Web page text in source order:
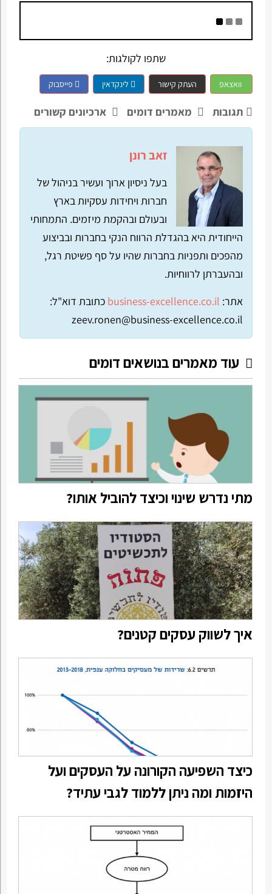
שתפו לקולגות:
וואצאפ העתק קישור לינקדאין פייסבוק
תגובות מאמרים דומים ארכיונים קשורים
זאב רונן
בעל ניסיון ארוך ועשיר בניהול של
חברות ויחידות עסקיות בארץ
ובעולם ובהקמת מיזמים. התמחותי
הייחודית היא בהגדלת הרווח הנקי בחברות ובביצוע
מהפכים ותפניות בחברות שהיו על סף פשיטת רגל,
ובהעברתן לרווחיות.
אתר: business-excellence.co.il כתובת דוא"ל:
zeev.ronen@business-excellence.co.il
עוד מאמרים בנושאים דומים
מתי נדרש שינוי וכיצד להוביל אותו?
איך לשווק עסקים קטנים?
כיצד השפיעה הקורונה על העסקים ועל
היזמות ומה ניתן ללמוד לגבי עתיד?